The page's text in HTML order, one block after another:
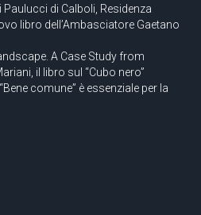
Paulucci di Calboli, Residenza
libro dell’Ambasciatore Gaetano
A Case Study from
il libro sul “Cubo nero”
comune” è essenziale per la